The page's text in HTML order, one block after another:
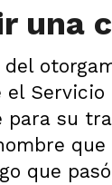
una
del
el
para su
que